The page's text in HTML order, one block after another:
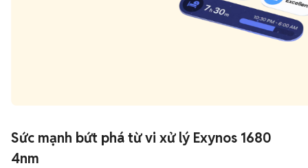
Sức mạnh bứt phá từ vi xử lý Exynos 1680
4nm